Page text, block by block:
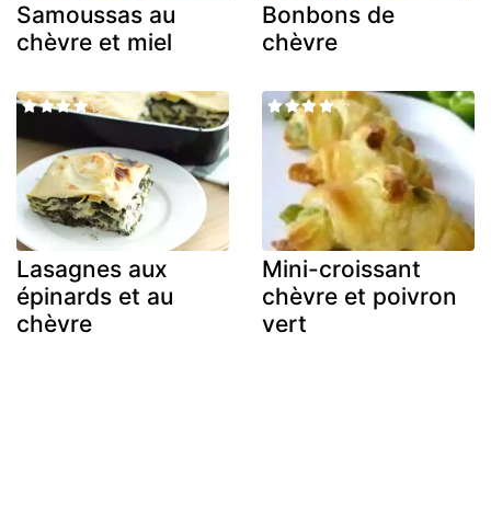
Samoussas au
chèvre et miel
Bonbons de
chèvre
Lasagnes aux
épinards et au
chèvre
Mini-croissant
chèvre et poivron
vert